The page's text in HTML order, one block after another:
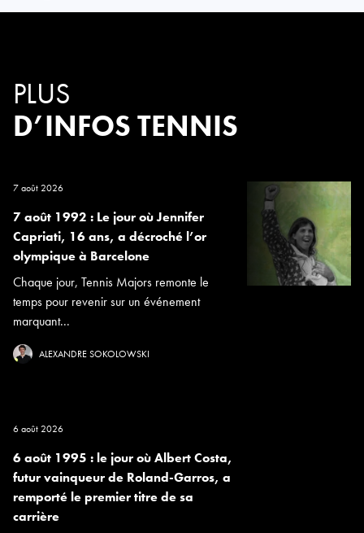
PLUS
D’INFOS TENNIS
7 août 2026
7 août 1992 : Le jour où Jennifer
Capriati, 16 ans, a décroché l’or
olympique à Barcelone
Chaque jour, Tennis Majors remonte le
temps pour revenir sur un événement
marquant...
ALEXANDRE SOKOLOWSKI
6 août 2026
6 août 1995 : le jour où Albert Costa,
futur vainqueur de Roland-Garros, a
remporté le premier titre de sa
carrière